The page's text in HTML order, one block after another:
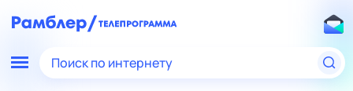
Поиск по интернету